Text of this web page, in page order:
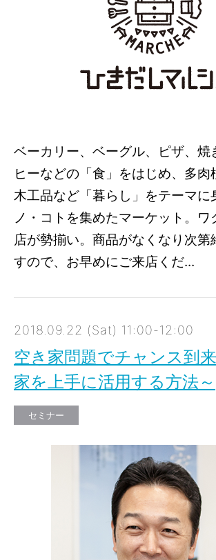
ベーカリー、ベーグル、ピザ、焼
ヒーなどの「食」をはじめ、多肉
木工品など「暮らし」をテーマに
ノ・コトを集めたマーケット。ワ
店が勢揃い。商品がなくなり次第
すので、お早めにご来店くだ...
2018.09.22 (Sat) 11:00-12:00
空き家問題でチャンス到
家を上手に活用する方法～
セミナー